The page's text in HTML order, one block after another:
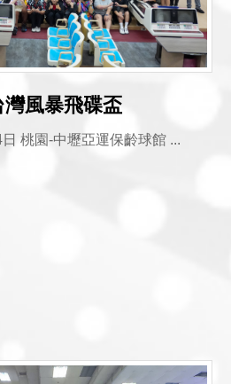
灣風暴飛碟盃
桃園-中壢亞運保齡球館 ...